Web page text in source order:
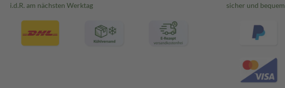
i.d.R. am nächsten Werktag
sicher und bequem